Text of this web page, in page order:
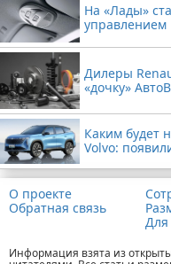
На «Лады»
управлением
Дилеры
«дочку»
Каким будет
Volvo:
О проекте
Обратная связь
Для
Информация взята из